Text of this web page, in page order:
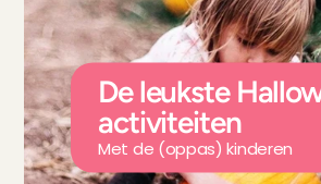
De leukste
activiteiten
Met de (oppas) kinderen